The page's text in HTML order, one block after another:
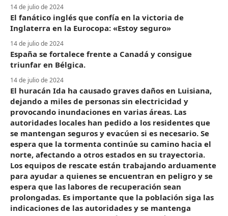
14 de julio de 2024
El fanático inglés que confía en la victoria de
Inglaterra en la Eurocopa: «Estoy seguro»
14 de julio de 2024
España se fortalece frente a Canadá y consigue
triunfar en Bélgica.
14 de julio de 2024
El huracán Ida ha causado graves daños en Luisiana,
dejando a miles de personas sin electricidad y
provocando inundaciones en varias áreas. Las
autoridades locales han pedido a los residentes que
se mantengan seguros y evacúen si es necesario. Se
espera que la tormenta continúe su camino hacia el
norte, afectando a otros estados en su trayectoria.
Los equipos de rescate están trabajando arduamente
para ayudar a quienes se encuentran en peligro y se
espera que las labores de recuperación sean
prolongadas. Es importante que la población siga las
indicaciones de las autoridades y se mantenga